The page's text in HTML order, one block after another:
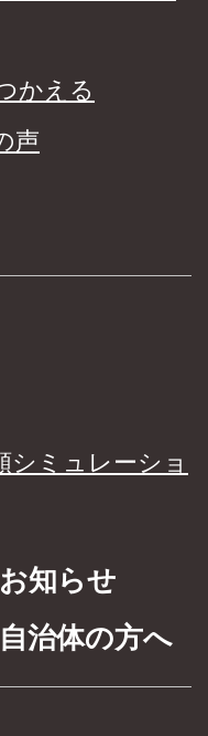
かえる
声
シミュレーショ
お知らせ
自治体の方へ